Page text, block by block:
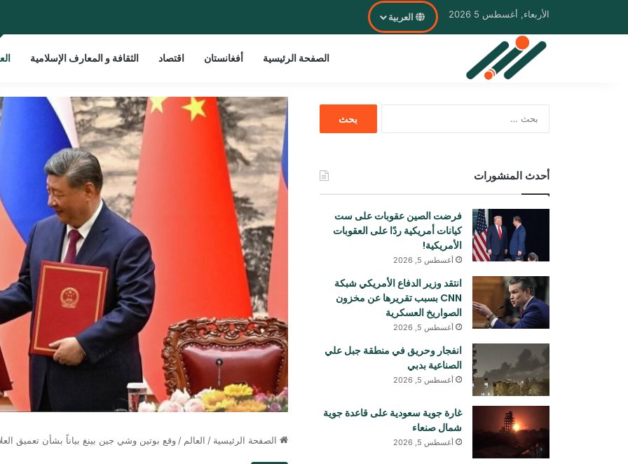
الأربعاء, أغسطس 5 2026 العربية
الصفحة الرئيسية أفغانستان اقتصاد الثقافة و المعارف الإسلامية
الصفحة الرئيسية / العالم / وقع بوتين وشي جين بينغ بياناً بشأن تعميق
أحدث المنشورات
فرضت الصين عقوبات على ست
كيانات أمريكية ردًا على العقوبات
الأمريكية!
أغسطس 5, 2026
انتقد وزير الدفاع الأمريكي شبكة
CNN بسبب تقريرها عن مخزون
الصواريخ العسكرية
أغسطس 5, 2026
انفجار وحريق في منطقة جبل علي
الصناعية بدبي
أغسطس 5, 2026
غارة جوية سعودية على قاعدة جوية
شمال صنعاء
أغسطس 5, 2026